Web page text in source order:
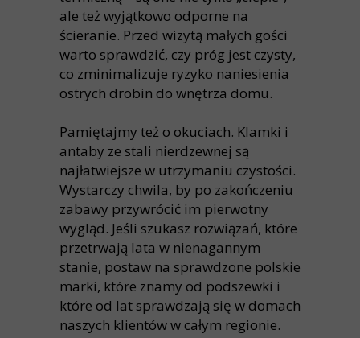
ale też wyjątkowo odporne na
ścieranie. Przed wizytą małych gości
warto sprawdzić, czy próg jest czysty,
co zminimalizuje ryzyko naniesienia
ostrych drobin do wnętrza domu.
Pamiętajmy też o okuciach. Klamki i
antaby ze stali nierdzewnej są
najłatwiejsze w utrzymaniu czystości.
Wystarczy chwila, by po zakończeniu
zabawy przywrócić im pierwotny
wygląd. Jeśli szukasz rozwiązań, które
przetrwają lata w nienagannym
stanie, postaw na sprawdzone polskie
marki, które znamy od podszewki i
które od lat sprawdzają się w domach
naszych klientów w całym regionie.